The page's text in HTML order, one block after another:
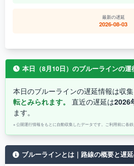
最新の遅延
2026-08-03
本日（8月10日）のブルーラインの運
本日のブルーラインの遅延情報は収集
転とみられます。
直近の遅延は2026
ます。
※ 公開運行情報をもとに自動収集したデータです。ご利用前に各
ブルーラインとは｜路線の概要と遅